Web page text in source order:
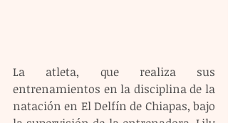
La atleta, que realiza sus
entrenamientos en la disciplina de la
natación en El Delfín de Chiapas, bajo